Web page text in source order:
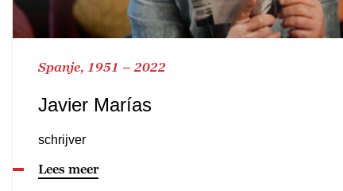
Spanje, 1951 – 2022
Javier Marías
schrijver
Lees meer